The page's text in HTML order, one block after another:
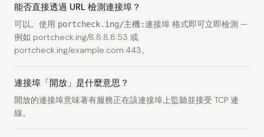
能否直接透過 URL 檢測連接埠？
可以。使用 portcheck.ing/主機:連接埠 格式即可立即檢測 —
例如 portcheck.ing/8.8.8.8:53 或
portcheck.ing/example.com:443。
連接埠「開放」是什麼意思？
開放的連接埠意味著有服務正在該連接埠上監聽並接受 TCP 連
線。